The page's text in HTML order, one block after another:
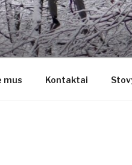
mus Kontaktai